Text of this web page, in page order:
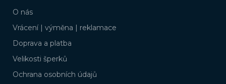
O nás
Vrácení | výměna | reklamace
Doprava a platba
Velikosti šperků
Ochrana osobních údajů